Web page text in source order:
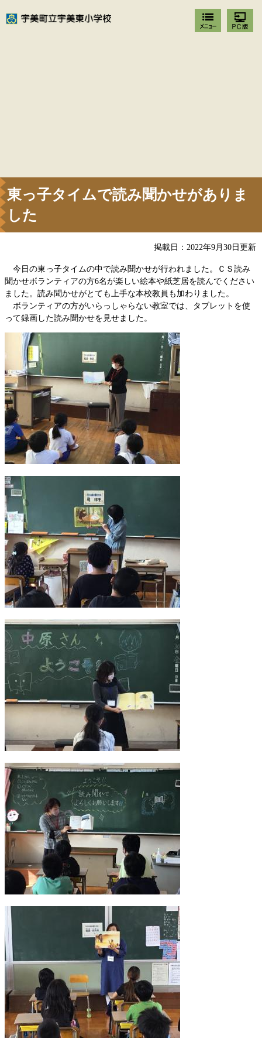
東っ子タイムで読み聞かせがありま
した
掲載日：2022年9月30日更新
今日の東っ子タイムの中で読み聞かせが行われました。ＣＳ読み
聞かせボランティアの方6名が楽しい絵本や紙芝居を読んでください
ました。読み聞かせがとても上手な本校教員も加わりました。
ボランティアの方がいらっしゃらない教室では、タブレットを使
って録画した読み聞かせを見せました。